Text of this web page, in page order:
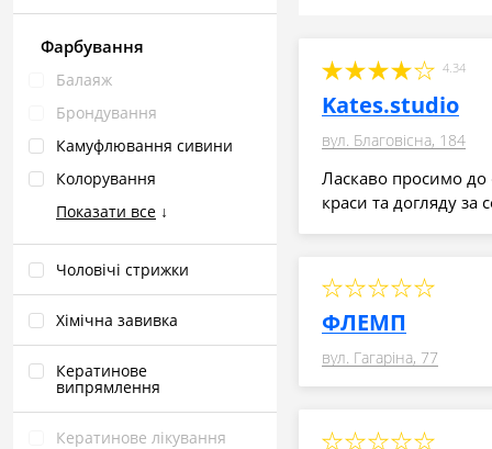
Фарбування
Балаяж
Брондування
Камуфлювання сивини
Колорування
Показати все ↓
Чоловічі стрижки
Хімічна завивка
Кератинове
випрямлення
Кератинове лікування
4.34
Kates.studio
вул. Благовісна, 184
Ласкаво просимо до
краси та догляду
ФЛЕМП
вул. Гагаріна, 77